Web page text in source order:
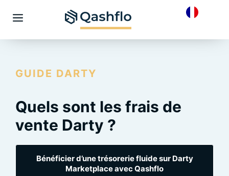
Menu
GUIDE DARTY
Quels sont les frais de
vente Darty ?
Bénéficier d’une trésorerie fluide sur Darty
Marketplace avec Qashflo